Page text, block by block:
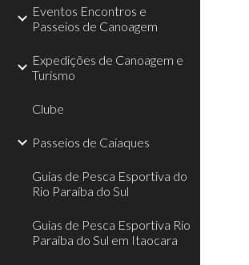
Eventos Encontros e
Passeios de Canoagem
Expedições de Canoagem e
Turismo
Clube
Passeios de Caiaques
Guias de Pesca Esportiva do
Rio Paraíba do Sul
Guias de Pesca Esportiva Rio
Paraíba do Sul em Itaocara